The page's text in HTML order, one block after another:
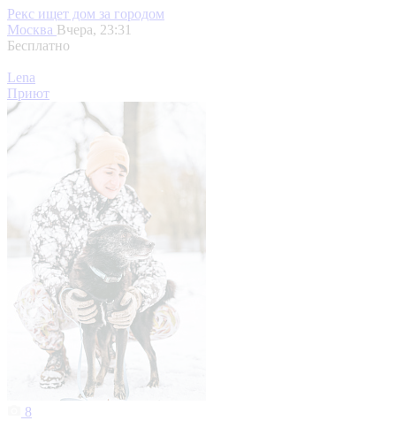
Рекс ищет дом за городом
Москва Вчера, 23:31
Бесплатно
Lena
Приют
8